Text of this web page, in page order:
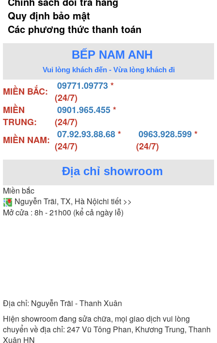
Quy định bảo mật
Các phương thức thanh toán
BẾP NAM ANH
Vui lòng khách đến - Vừa lòng khách đi
MIỀN BẮC: 09771.09773*
(24/7)
MIỀN
TRUNG:
0901.965.455*
(24/7)
MIỀN NAM:
07.92.93.88.68*
(24/7)
0963.928.599*
(24/7)
Địa chỉ showroom
Miền bắc
Nguyễn Trãi, TX, Hà Nộichi tiết >>
Mở cửa : 8h - 21h00 (kể cả ngày lễ)
Địa chỉ: Nguyễn Trãi - Thanh Xuân
Hiện showroom đang sửa chữa, mọi giao dịch vui lòng
chuyển về địa chỉ: 247 Vũ Tông Phan, Khương Trung, Thanh
Xuân HN